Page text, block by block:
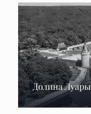
Долина Луары